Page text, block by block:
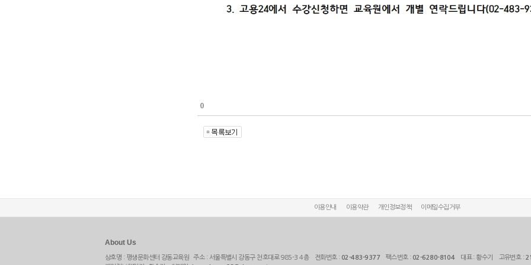
0
이용안내 이용약관 개인정보정책 이메일수집거부
About Us
상호명 : 평생문화센터 강동교육원 주소 : 서울특별시 강동구 천호대로 985-3 4층 전화번호 : 02-483-9377팩스번호 : 02-6280-8104대표 : 황수기 고유번호 :